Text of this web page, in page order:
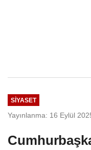
SIYASET
Yayınlanma: 16 Eylül